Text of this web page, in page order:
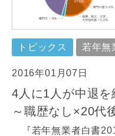
トピックス 若年無
2016年01月07日
4人に1人が中退を
～職歴なし×20代
『若年無業者白書